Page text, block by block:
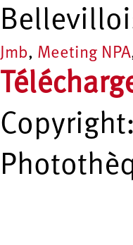
Jmb, Meeting NPA
Copyright: